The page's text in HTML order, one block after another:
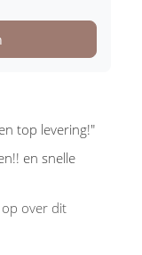
top levering!"
en snelle
over dit